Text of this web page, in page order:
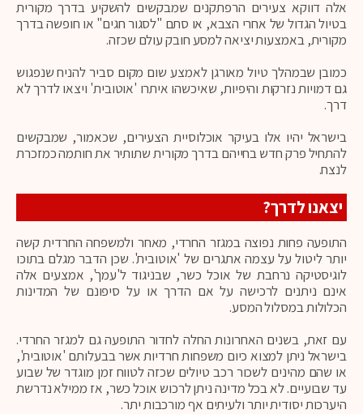
אלה דווקא צעירים הרפתקנים שמבקשים להשקיע בדרך מקורית
בטיול הגדול של אחרי הצבא, או סתם "לסגור חגים" או חופשה בדרך
מקורית, באמצעות יציאה למסע חובק עולם שכזה.
כמובן שבמהלך טיול מאורגן לאמצע שום מקום סביר להניח שנפגוש
גם דמויות נזרקות והיפיות, שאיכשהו איתרו 'אוטובית' ויצאו לדרך לא
דרך.
בישראל יהיו אלו בעיקר אוכלוסיית הצעירים, שכאמור, שמבקשים
להתחיל פרק חדש בחייהם בדרך מקורית שתותיר את חותמה כמזכרת
לנצח.
יצאנו לדרך?
התופעה פחות נפוצה במגזר החרדי, מאחר ולמשפחה החרדית קשה
יותר ליטול על עצמה אתגרים של 'אוטובית'. שכן הדבר מגלם בתוכו
לוגיסטיקה נרחבת של אוכל כשר, שבניגוד ל'עמך', אמצעים אלה
אינם ניתנים לרכישה על אם הדרך או על סיפונם של המדינות
הכלולות במסלול המסע.
עם זאת, בשנים האחרונות החלה לחדור התופעה גם למגזר החרדי.
בישראל ניתן למצוא כיום משפחות חרדיות אשר בבעלותם 'אוטובית',
או שהם מהינים לשכור רכב טיולים שכזה לטווח זמן מוגדר של שבוע
עד שבועיים. לא בכל מדינה ניתן לרכוש אוכל כשר, אז ממילא נדרשת
היערכות יסודית יותר ולעיתים אף מורכבות יתר.